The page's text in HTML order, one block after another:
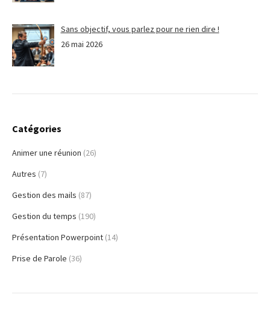
Sans objectif, vous parlez pour ne rien dire !
26 mai 2026
Catégories
Animer une réunion (26)
Autres (7)
Gestion des mails (87)
Gestion du temps (190)
Présentation Powerpoint (14)
Prise de Parole (36)